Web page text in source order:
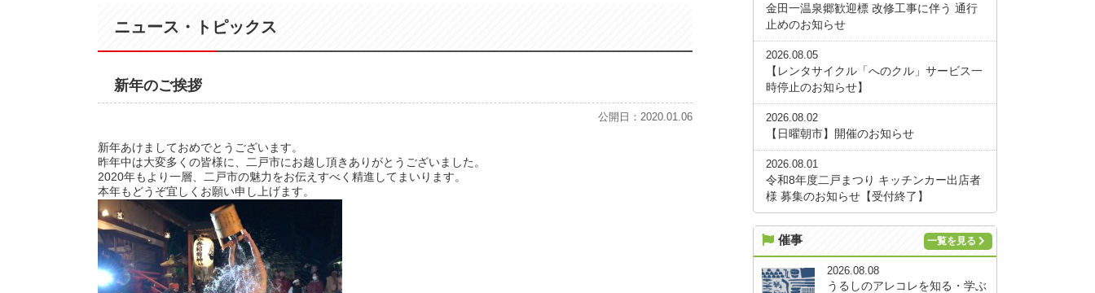
ニュース・トピックス
新年のご挨拶
公開日：2020.01.06
新年あけましておめでとうございます。
昨年中は大変多くの皆様に、二戸市にお越し頂きありがとうございました。
2020年もより一層、二戸市の魅力をお伝えすべく精進してまいります。
本年もどうぞ宜しくお願い申し上げます。
金田一温泉郷歓迎標 改修工事に伴う 通行
止めのお知らせ
2026.08.05
【レンタサイクル「へのクル」サービス一
時停止のお知らせ】
2026.08.02
【日曜朝市】開催のお知らせ
2026.08.01
令和8年度二戸まつり キッチンカー出店者
様 募集のお知らせ【受付終了】
催事 一覧を見る
2026.08.08
うるしのアレコレを知る・学ぶ